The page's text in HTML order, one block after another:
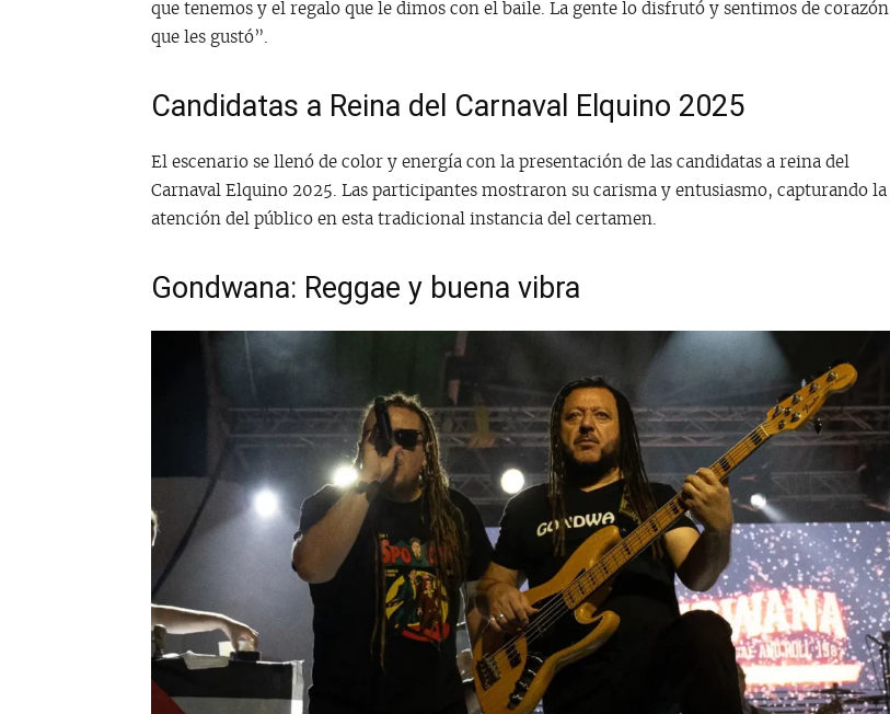
que tenemos y el regalo que le dimos con el baile. La gente lo disfrutó y sentimos de corazón
que les gustó”.
Candidatas a Reina del Carnaval Elquino 2025
El escenario se llenó de color y energía con la presentación de las candidatas a reina del
Carnaval Elquino 2025. Las participantes mostraron su carisma y entusiasmo, capturando la
atención del público en esta tradicional instancia del certamen.
Gondwana: Reggae y buena vibra